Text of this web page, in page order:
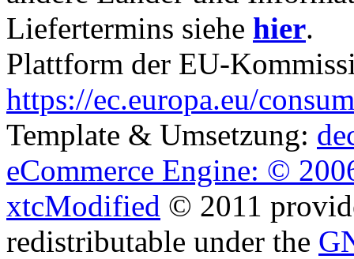
Liefertermins siehe hier.
Plattform der EU-
https://ec.europa.eu/
Template & Umsetzung:
eCommerce Engine: ©
xtcModified © 2011
redistributable under the